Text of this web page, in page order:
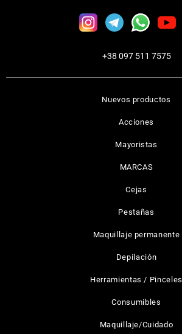
Nuevos productos
Acciones
Mayoristas
MARCAS
Cejas
Pestañas
Maquillaje permanente
Depilación
Herramientas / Pinceles
Consumibles
Maquillaje/Cuidado
+38 097 511 7575